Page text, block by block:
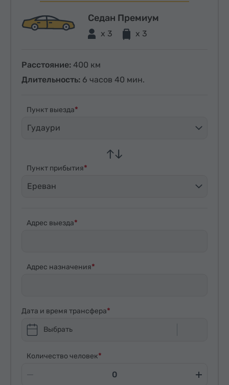
Седан Премиум
x 3 x 3
Расстояние: 400 км
Длительность: 6 часов 40 мин.
Пункт выезда
Гудаури
Пункт прибытия
Ереван
Адрес выезда
Адрес назначения
Дата и время трансфера
Выбрать
Количество человек